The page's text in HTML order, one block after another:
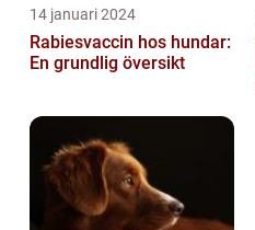
14 januari 2024
Rabiesvaccin hos hundar:
En grundlig översikt